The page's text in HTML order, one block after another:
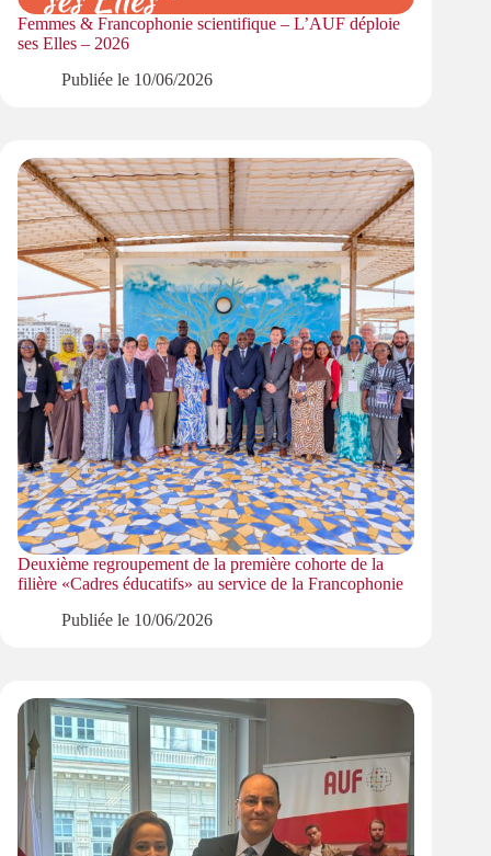
Femmes & Francophonie scientifique – L’AUF déploie
ses Elles – 2026
Publiée le 10/06/2026
Deuxième regroupement de la première cohorte de la
filière «Cadres éducatifs» au service de la Francophonie
Publiée le 10/06/2026